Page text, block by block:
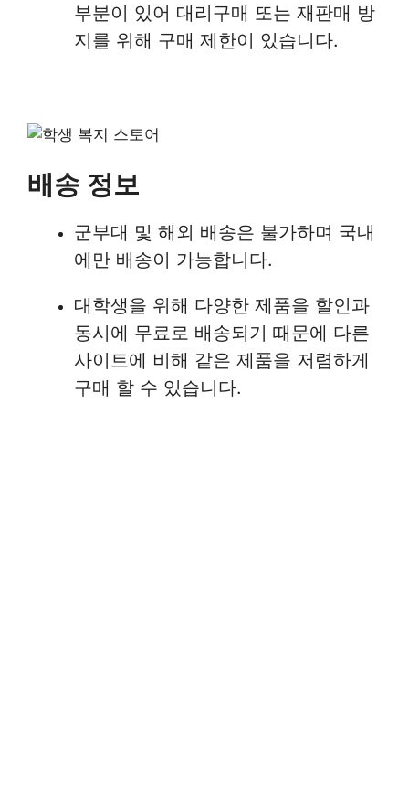
부분이 있어 대리구매 또는 재판매 방
지를 위해 구매 제한이 있습니다.
배송 정보
군부대 및 해외 배송은 불가하며 국내
에만 배송이 가능합니다.
대학생을 위해 다양한 제품을 할인과
동시에 무료로 배송되기 때문에 다른
사이트에 비해 같은 제품을 저렴하게
구매 할 수 있습니다.